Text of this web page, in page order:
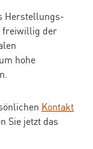
Herstellungs-
freiwillig der
hohe
Kontakt
Sie jetzt das